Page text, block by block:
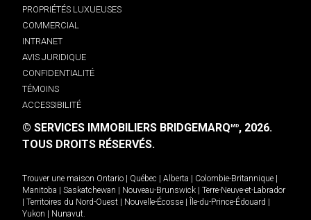
PROPRIÉTÉS LUXUEUSES
COMMERCIAL
INTRANET
AVIS JURIDIQUE
CONFIDENTIALITÉ
TÉMOINS
ACCESSIBILITÉ
© SERVICES IMMOBILIERS BRIDGEMARQMD, 2026.
TOUS DROITS RÉSERVÉS.
Trouver une maison Ontario Québec Alberta Colombie-Britannique
Manitoba
Saskatchewan Nouveau-Brunswick
Terre-Neuve-et-Labrador
Territoires du Nord-Ouest Nouvelle-Écosse Île-du-Prince-Édouard
Yukon
Nunavut.